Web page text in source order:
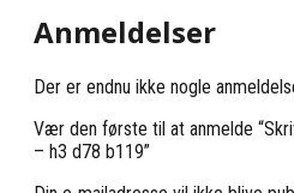
Anmeldelser
Der er endnu ikke nogle
Vær den første til at anmelde
– h3 d78 b119”